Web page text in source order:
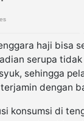
haji bisa
serupa
sehingga
dengan
konsumsi di